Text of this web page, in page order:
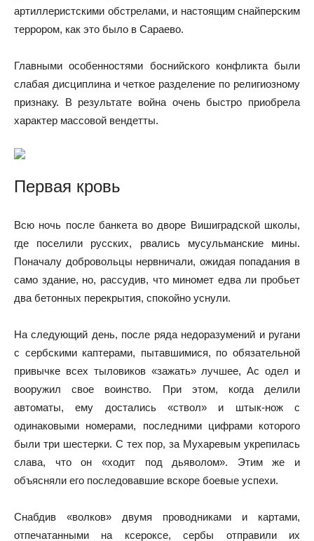
артиллеристскими обстрелами, и настоящим снайперским
террором, как это было в Сараево.
Главными особенностями боснийского конфликта были
слабая дисциплина и четкое разделение по религиозному
признаку. В результате война очень быстро приобрела
характер массовой вендетты.
Первая кровь
Всю ночь после банкета во дворе Вишиградской школы,
где поселили русских, рвались мусульманские мины.
Поначалу добровольцы нервничали, ожидая попадания в
само здание, но, рассудив, что миномет едва ли пробьет
два бетонных перекрытия, спокойно уснули.
На следующий день, после ряда недоразумений и ругани
с сербскими каптерами, пытавшимися, по обязательной
привычке всех тыловиков «зажать» лучшее, Ас одел и
вооружил свое воинство. При этом, когда делили
автоматы, ему достались «ствол» и штык-нож с
одинаковыми номерами, последними цифрами которого
были три шестерки. С тех пор, за Мухаревым укрепилась
слава, что он «ходит под дьяволом». Этим же и
объясняли его последовавшие вскоре боевые успехи.
Снабдив «волков» двумя проводниками и картами,
отпечатанными на ксероксе, сербы отправили их